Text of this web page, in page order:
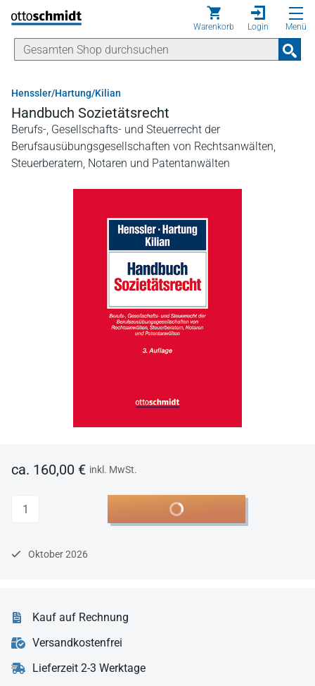
Direkt zum Inhalt
Warenkorb Login Menü
Henssler/Hartung/Kilian
Handbuch Sozietätsrecht
Berufs-, Gesellschafts- und Steuerrecht der
Berufsausübungsgesellschaften von Rechtsanwälten,
Steuerberatern, Notaren und Patentanwälten
ca. 160,00 € inkl. MwSt.
Anzahl In den Warenkorb
Oktober 2026
Kauf auf Rechnung
Versandkostenfrei
Lieferzeit 2-3 Werktage